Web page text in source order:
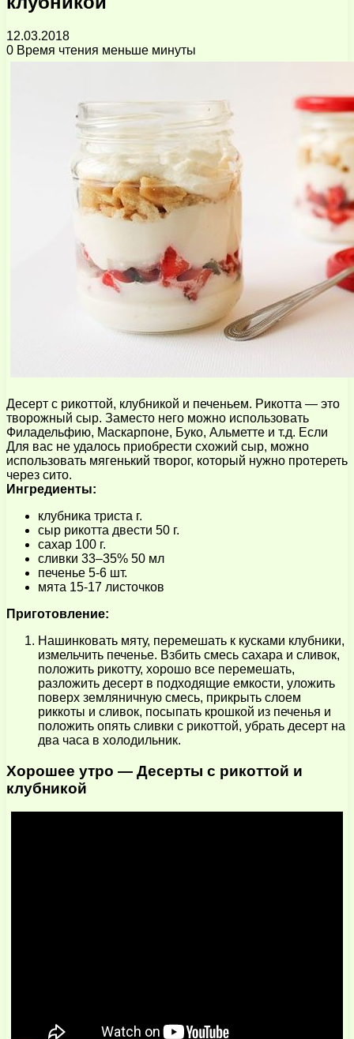
12.03.2018
0 Время чтения меньше минуты
Десерт с рикоттой, клубникой и печеньем. Рикотта — это
творожный сыр. Заместо него можно использовать
Филадельфию, Маскарпоне, Буко, Альметте и т.д. Если
Для вас не удалось приобрести схожий сыр, можно
использовать мягенький творог, который нужно протереть
через сито.
Ингредиенты:
клубника триста г.
сыр рикотта двести 50 г.
сахар 100 г.
сливки 33–35% 50 мл
печенье 5-6 шт.
мята 15-17 листочков
Приготовление:
Нашинковать мяту, перемешать к кусками клубники,
измельчить печенье. Взбить смесь сахара и сливок,
положить рикотту, хорошо все перемешать,
разложить десерт в подходящие емкости, уложить
поверх земляничную смесь, прикрыть слоем
риккоты и сливок, посыпать крошкой из печенья и
положить опять сливки с рикоттой, убрать десерт на
два часа в холодильник.
Хорошее утро — Десерты с рикоттой и
клубникой